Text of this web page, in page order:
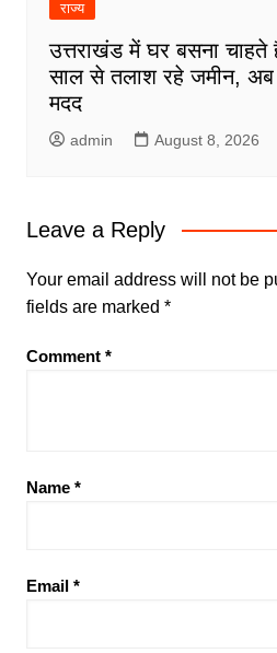
राज्य
उत्तराखंड में घर बसना
साल से तलाश रहे जमीन, अब
मदद
admin August 8, 2026
Leave a Reply
Your email address will not be
fields are marked *
Comment *
Name *
Email *